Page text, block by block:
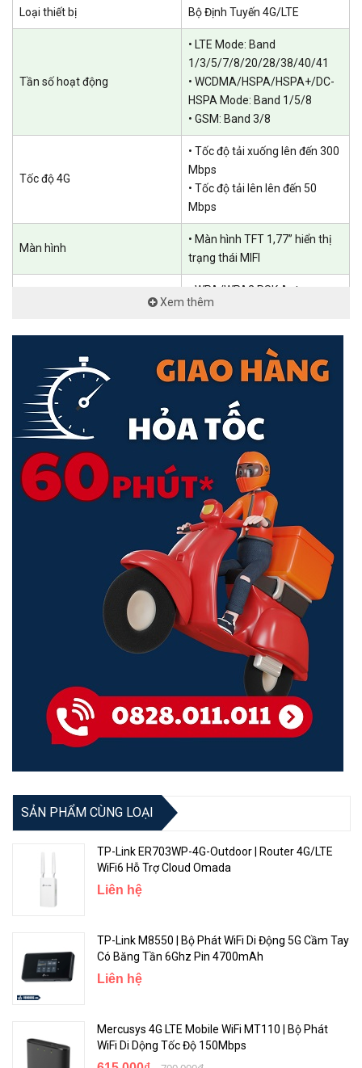
Sử dụng linh hoạt
Bộ định tuyến di động DWR-933M CAT6 4G/LTE mang đến cho bạn
khả năng kết nối tức thì, tất cả trong một thiết bị mạnh mẽ nhưng
nhỏ gọn, dễ dàng bỏ túi. Pin Li-ion 3000 mAh có thể sạc lại cho
phép bạn duy trì kết nối trong thời gian dài, và chỉ cần cắm là chạy
mà không cần cài đặt phần mềm phức tạp. Việc kết nối mạng với
DWR-933M thật nhanh chóng, dễ dàng và tiện lợi.
<Hotline: 0828.011.011 - (028)7300.2021 - VoHoang.vn>
Loại thiết bị Bộ Định Tuyến 4G/LTE
Tần số hoạt động
• LTE Mode: Band
1/3/5/7/8/20/28/38/40/41
• WCDMA/HSPA/HSPA+/DC-
HSPA Mode: Band 1/5/8
• GSM: Band 3/8
Tốc độ 4G
• Tốc độ tải xuống lên đến 300
Mbps
• Tốc độ tải lên lên đến 50
Mbps
Màn hình
• Màn hình TFT 1,77” hiển thị
trạng thái MIFI
• WPA/WPA2 PSK Auto
(TKIP/AES)
Giao diện kết nối
802.11ax/ac/n
• Một Nano SIM
Ăng-ten
• Ăng-ten LTE bên trong
Nguồn sạc • DC 5 V/2A
• 3000mAh
• 108 x 63 x 15.5mm
• 136g
36 tháng
Xem thêm
SẢN PHẨM CÙNG LOẠI
TP-Link ER703WP-4G-Outdoor | Router 4G/LTE
WiFi6 Hỗ Trợ Cloud Omada
Liên hệ
TP-Link M8550 | Bộ Phát WiFi Di Động 5G Cầm Tay
Có Băng Tần 6Ghz Pin 4700mAh
Liên hệ
Mercusys 4G LTE Mobile WiFi MT110 | Bộ Phát
WiFi Di Dộng Tốc Độ 150Mbps